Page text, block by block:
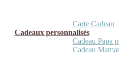
Carte Cadeau
Cadeaux personnalisés
Cadeau Papa
Cadeau